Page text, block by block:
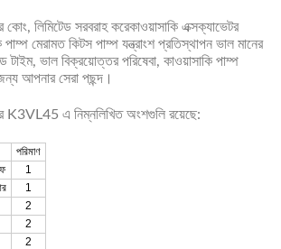
কোং, লিমিটেড সরবরাহ করেকাওয়াসাকি এক্সক্যাভেটর
মেরামত কিটস পাম্প যন্ত্রাংশ প্রতিস্থাপন ভাল মানের
টাইম, ভাল বিক্রয়োত্তর পরিষেবা, কাওয়াসাকি পাম্প
আপনার সেরা পছন্দ।
K3VL45 এ নিম্নলিখিত অংশগুলি রয়েছে:
পরিমাণ
1
1
2
2
2